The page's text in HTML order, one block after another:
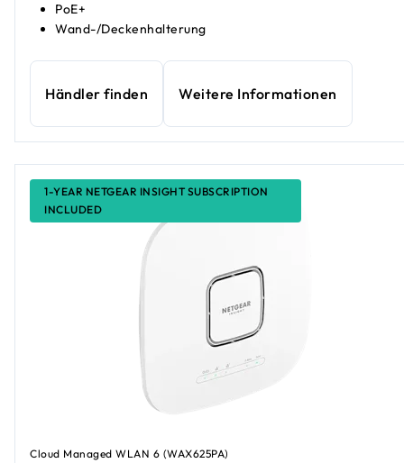
PoE+
Wand-/Deckenhalterung
Händler finden Weitere Informationen
1-YEAR NETGEAR INSIGHT SUBSCRIPTION
INCLUDED
Cloud Managed WLAN 6 (WAX625PA)